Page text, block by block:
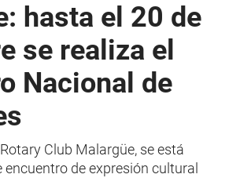
hasta el 20 de
se realiza el
Nacional de
Club Malargüe, se está
de expresión cultural